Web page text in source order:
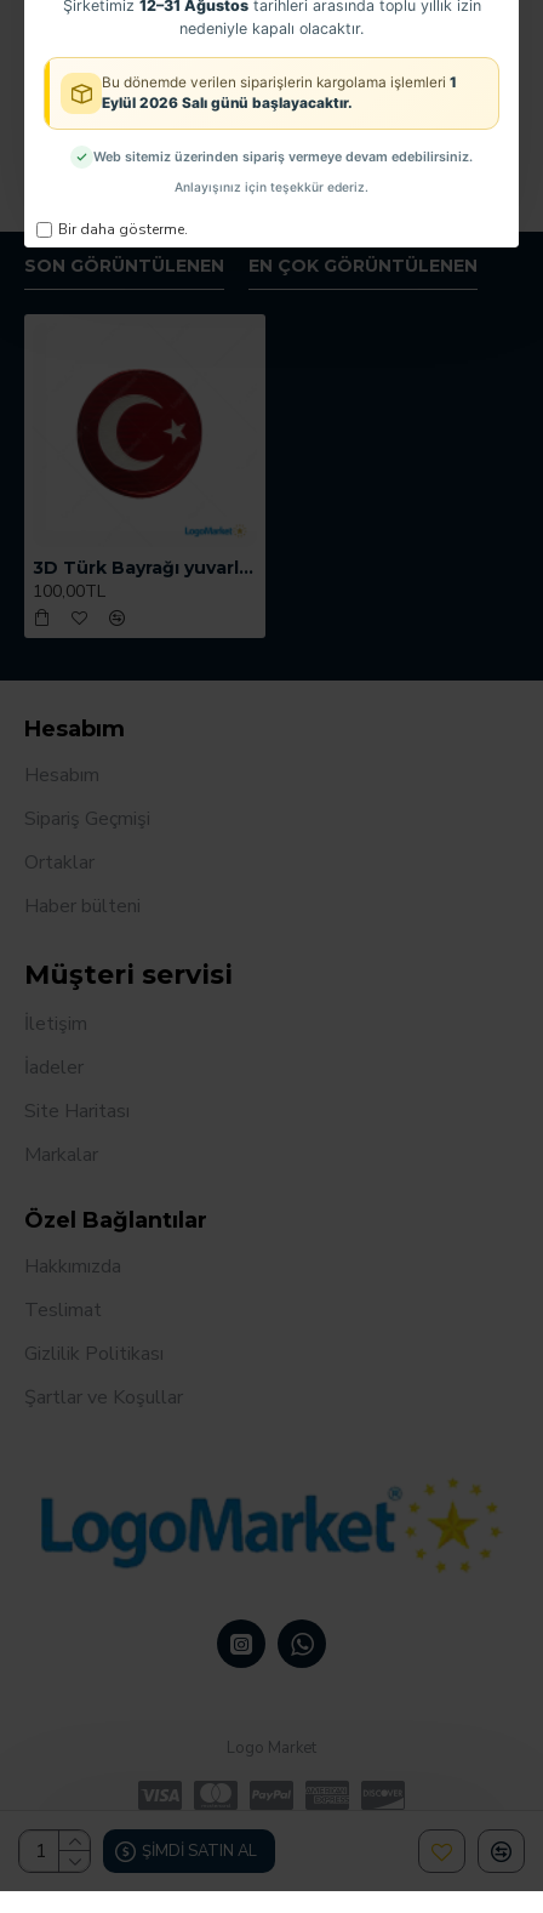
Şirketimiz 12–31 Ağustostarihleri arasında toplu yıllık izin
nedeniyle kapalı olacaktır.
Bu dönemde verilen siparişlerin kargolama işlemleri 1
Eylül 2026 Salı günü başlayacaktır.
Web sitemiz üzerinden sipariş vermeye devam edebilirsiniz.
Anlayışınız için teşekkür ederiz.
Bir daha gösterme.
ŞIMDI SATIN AL
CTE Göğüs Arması TPU
150,00TL
CTE Kol Arması
150,00TL
SON GÖRÜNTÜLENEN EN ÇOK GÖRÜNTÜLENEN
3D Türk Bayrağı yuvarlak kırmızı
100,00TL
Hesabım
Hesabım
Sipariş Geçmişi
Ortaklar
Haber bülteni
Müşteri servisi
İletişim
İadeler
Site Haritası
Markalar
Özel Bağlantılar
Hakkımızda
Teslimat
Gizlilik Politikası
Şartlar ve Koşullar
Logo Market
Design, Hosting & Support By Shopgez.com